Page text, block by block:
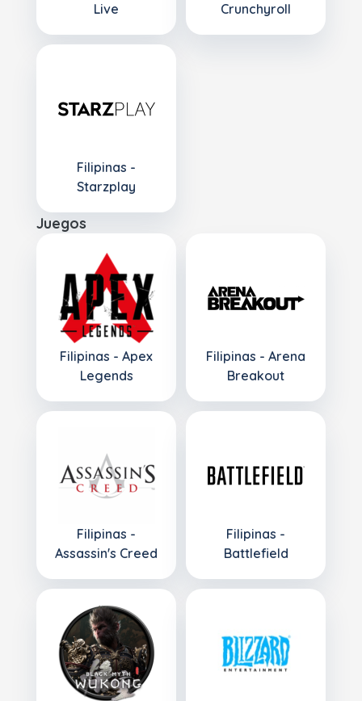
Live
Crunchyroll
Filipinas -
Starzplay
Juegos
Filipinas - Apex
Legends
Filipinas - Arena
Breakout
Filipinas -
Assassin's Creed
Filipinas -
Battlefield